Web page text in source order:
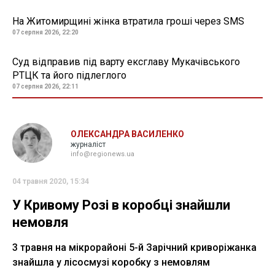
На Житомирщині жінка втратила гроші через SMS
07 серпня 2026, 22:20
Суд відправив під варту ексглаву Мукачівського
РТЦК та його підлеглого
07 серпня 2026, 22:11
ОЛЕКСАНДРА ВАСИЛЕНКО
журналіст
info@regionews.ua
04 травня 2020, 15:34
У Кривому Розі в коробці знайшли
немовля
3 травня на мікрорайоні 5-й Зарічний криворіжанка
знайшла у лісосмузі коробку з немовлям